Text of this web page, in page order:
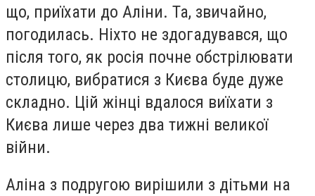
що, приїхати до Аліни. Та, звичайно,
погодилась. Ніхто не здогадувався, що
після того, як росія почне обстрілювати
столицю, вибратися з Києва буде дуже
складно. Цій жінці вдалося виїхати з
Києва лише через два тижні великої
війни.
Аліна з подругою вирішили з дітьми на